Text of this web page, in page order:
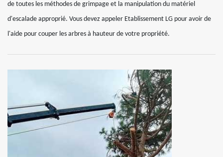
de toutes les méthodes de grimpage et la manipulation du matériel
d'escalade approprié. Vous devez appeler Etablissement LG pour avoir de
l'aide pour couper les arbres à hauteur de votre propriété.